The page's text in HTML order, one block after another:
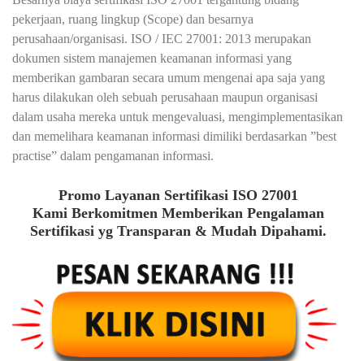
pekerjaan, ruang lingkup (Scope) dan besarnya
perusahaan/organisasi. ISO / IEC 27001: 2013 merupakan
dokumen sistem manajemen keamanan informasi yang
memberikan gambaran secara umum mengenai apa saja yang
harus dilakukan oleh sebuah perusahaan maupun organisasi
dalam usaha mereka untuk mengevaluasi, mengimplementasikan
dan memelihara keamanan informasi dimiliki berdasarkan ”best
practise” dalam pengamanan informasi.
Promo Layanan Sertifikasi ISO 27001
Kami Berkomitmen Memberikan Pengalaman
Sertifikasi yg Transparan & Mudah Dipahami.